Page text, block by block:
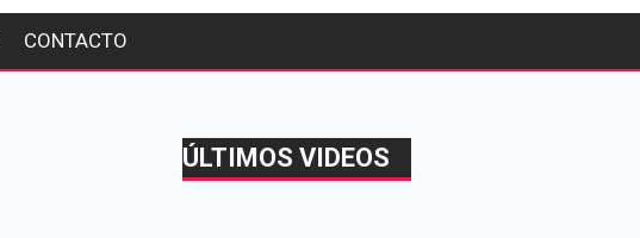
CONTACTO
ÚLTIMOS VIDEOS